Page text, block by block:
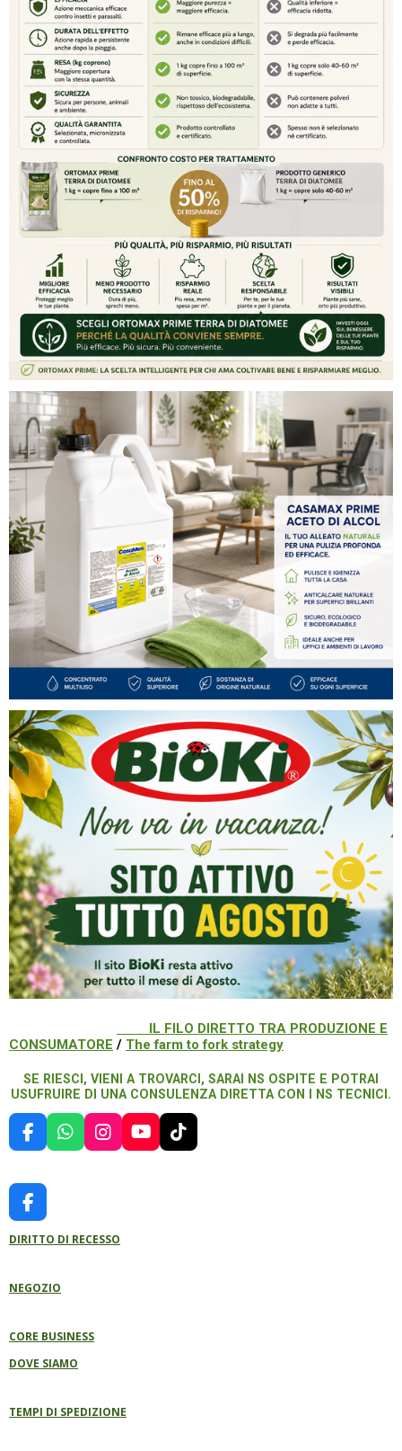
IL FILO DIRETTO TRA PRODUZIONE E
CONSUMATORE / The farm to fork strategy
SE RIESCI, VIENI A TROVARCI, SARAI NS OSPITE E POTRAI
USUFRUIRE DI UNA CONSULENZA DIRETTA CON I NS TECNICI.
F
A
E
B
O
O
W
H
P
I
N
R
Y
O
T
I
F
A
C
O
K
DIRITTO DI RECESSO
NEGOZIO
CORE BUSINESS
DOVE SIAMO
TEMPI DI SPEDIZIONE